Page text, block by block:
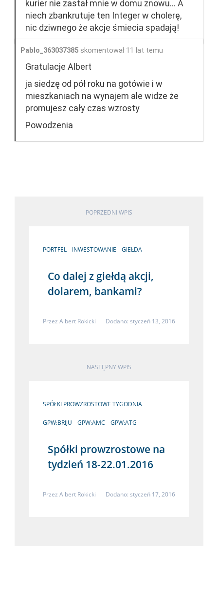
kurier nie zastał mnie w domu znowu... A
niech zbankrutuje ten Integer w cholerę,
nic dziwnego że akcje śmiecia spadają!
Pablo_363037385 skomentował 11 lat temu
Gratulacje Albert
ja siedzę od pół roku na gotówie i w
mieszkaniach na wynajem ale widze że
promujesz cały czas wzrosty
Powodzenia
POPRZEDNI WPIS
PORTFEL INWESTOWANIE GIEŁDA
Co dalej z giełdą akcji,
dolarem, bankami?
Przez Albert Rokicki Dodano: styczeń 13, 2016
NASTĘPNY WPIS
SPÓŁKI PROWZROSTOWE TYGODNIA
GPW:BRIJU GPW:AMC GPW:ATG
Spółki prowzrostowe na
tydzień 18-22.01.2016
Przez Albert Rokicki Dodano: styczeń 17, 2016